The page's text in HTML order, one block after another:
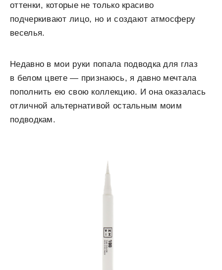
оттенки, которые не только красиво
подчеркивают лицо, но и создают атмосферу
веселья.
Недавно в мои руки попала подводка для глаз
в белом цвете — признаюсь, я давно мечтала
пополнить ею свою коллекцию. И она оказалась
отличной альтернативой остальным моим
подводкам.